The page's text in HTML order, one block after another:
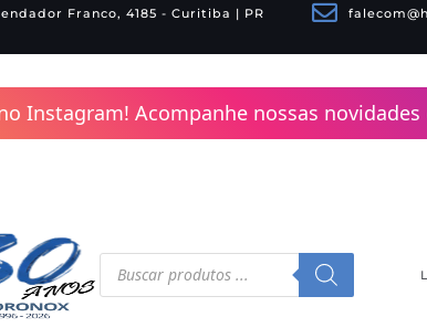
Franco, 4185 - Curitiba | PR
Instagram! Acompanhe nossas
Pesquisar
produtos